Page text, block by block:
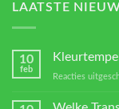
LAATSTE
10
feb
Reacties